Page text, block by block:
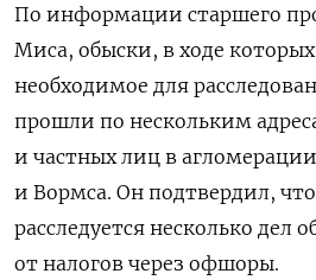
По информации старшего
Миса, обыски, в ходе
необходимое для
прошли по нескольким
и частных лиц в
и Вормса. Он подтвердил, что
расследуется несколько дел
от налогов через офшоры.